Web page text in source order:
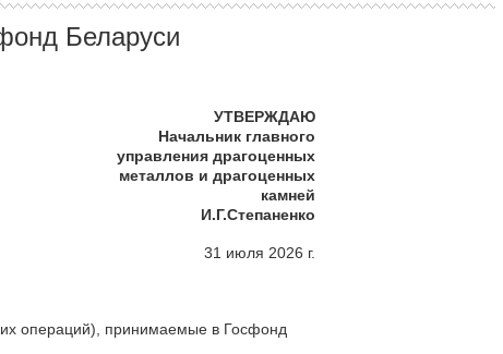
Беларуси
УТВЕРЖДАЮ
Начальник главного
управления драгоценных
металлов и драгоценных
камней
И.Г.Степаненко
31 июля 2026 г.
операций), принимаемые в Госфонд